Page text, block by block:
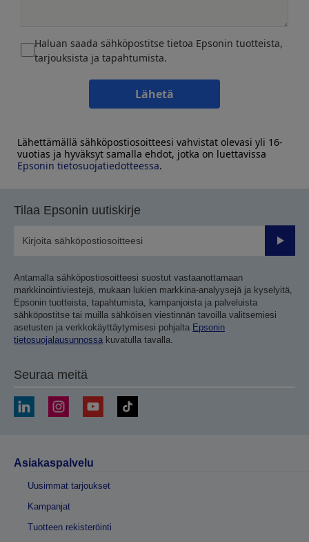
Haluan saada sähköpostitse tietoa Epsonin tuotteista,
tarjouksista ja tapahtumista.
Lähetä
Lähettämällä sähköpostiosoitteesi vahvistat olevasi yli 16-
vuotias ja hyväksyt samalla ehdot, jotka on luettavissa
Epsonin tietosuojatiedotteessa.
Tilaa Epsonin uutiskirje
Lähetä
Antamalla sähköpostiosoitteesi suostut vastaanottamaan
markkinointiviestejä, mukaan lukien markkina-analyysejä ja kyselyitä,
Epsonin tuotteista, tapahtumista, kampanjoista ja palveluista
sähköpostitse tai muilla sähköisen viestinnän tavoilla valitsemiesi
asetusten ja verkkokäyttäytymisesi pohjalta Epsonin
tietosuojalausunnossa kuvatulla tavalla.
Seuraa meitä
Asiakaspalvelu
Uusimmat tarjoukset
Kampanjat
Tuotteen rekisteröinti